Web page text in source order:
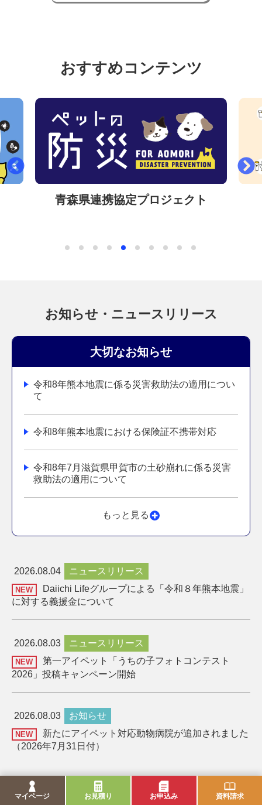
マイページ お見積り お申込み 資料請求
おすすめコンテンツ
ペットの防災
お知らせ・ニュースリリース
大切なお知らせ
令和8年熊本地震に係る災害救助法の適用につい
て
令和8年熊本地震における保険証不携帯対応
令和8年7月滋賀県甲賀市の土砂崩れに係る災害
救助法の適用について
もっと見る
2026.08.04 ニュースリリース
NEW
Daiichi Lifeグループによる「令和８年熊本地震」
に対する義援金について
2026.08.03 ニュースリリース
NEW
第一アイペット「うちの子フォトコンテスト
2026」投稿キャンペーン開始
2026.08.03 お知らせ
NEW
新たにアイペット対応動物病院が追加されました
（2026年7月31日付）
一覧へ